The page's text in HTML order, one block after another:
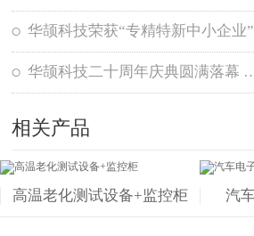
华颉科技二十周年庆典圆满落幕 — “华
相关产品
高温老化测试设备+监控柜 汽